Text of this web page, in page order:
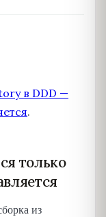
в DDD —
.
только
из